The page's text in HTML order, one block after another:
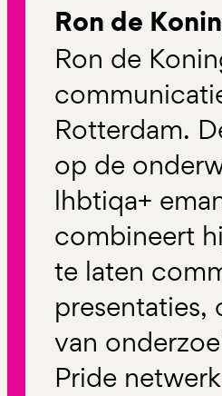
Ron de
Ron de
Rotterdam.
op de
lhbtiqa+
combineert
te laten
presentaties,
van
Pride